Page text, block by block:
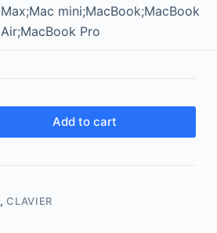
Max;Mac mini;MacBook;MacBook
Air;MacBook Pro
Add to cart
,CLAVIER